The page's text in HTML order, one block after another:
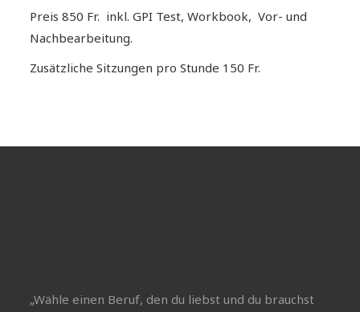
Preis 850 Fr. inkl. GPI Test, Workbook, Vor- und
Nachbearbeitung.
Zusätzliche Sitzungen pro Stunde 150 Fr.
„Wähle einen Beruf, den du liebst und du brauchst